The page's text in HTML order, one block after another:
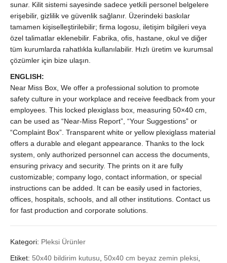
Kurumsal
Üretim
quantity
sunar. Kilit sistemi sayesinde sadece yetkili personel belgelere
erişebilir, gizlilik ve güvenlik sağlanır. Üzerindeki baskılar
tamamen kişiselleştirilebilir; firma logosu, iletişim bilgileri veya
özel talimatlar eklenebilir. Fabrika, ofis, hastane, okul ve diğer
tüm kurumlarda rahatlıkla kullanılabilir. Hızlı üretim ve kurumsal
çözümler için bize ulaşın.
ENGLISH:
Near Miss Box, We offer a professional solution to promote
safety culture in your workplace and receive feedback from your
employees. This locked plexiglass box, measuring 50×40 cm,
can be used as “Near-Miss Report”, “Your Suggestions” or
“Complaint Box”. Transparent white or yellow plexiglass material
offers a durable and elegant appearance. Thanks to the lock
system, only authorized personnel can access the documents,
ensuring privacy and security. The prints on it are fully
customizable; company logo, contact information, or special
instructions can be added. It can be easily used in factories,
offices, hospitals, schools, and all other institutions. Contact us
for fast production and corporate solutions.
Kategori: Pleksi Ürünler
Etiket: 50x40 bildirim kutusu 50x40 cm beyaz zemin pleksi